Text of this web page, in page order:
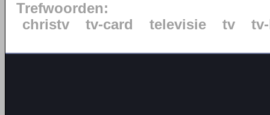
Trefwoorden:
christv
tv-card televisie tv